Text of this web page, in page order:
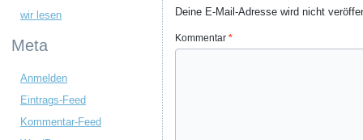
wir lesen
Meta
Anmelden
Eintrags-Feed
Kommentar-Feed
Deine E-Mail-Adresse wird nicht
Kommentar *